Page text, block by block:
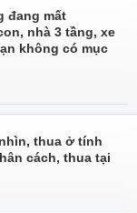
đang mất
nhà 3 tầng, xe
không có mục
thua ở tính
cách, thua tại